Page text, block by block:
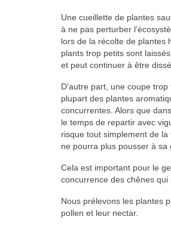
Une cueillette de plantes
à ne pas perturber
lors de la récolte de plantes
plants trop petits sont
et peut continuer à être
D’autre part, une coupe
plupart des plantes
concurrentes. Alors que
le temps de repartir avec
risque tout simplement de
ne pourra plus pousser à sa
Cela est important pour le
concurrence des chênes qui
Nous prélevons les plantes
pollen et leur nectar.